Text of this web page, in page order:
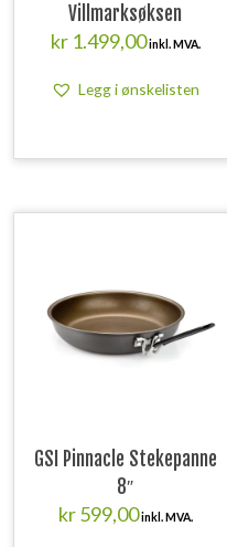
Villmarksøksen
kr1.499,00inkl. MVA.
Legg i ønskelisten
GSI Pinnacle Stekepanne
8″
kr599,00inkl. MVA.